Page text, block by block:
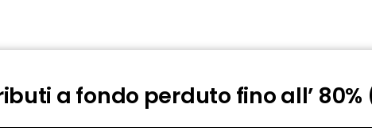
a fondo perduto fino all’ 80%